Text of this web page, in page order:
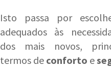
Isto passa por
adequados às
dos mais novos,
termos de conforto e